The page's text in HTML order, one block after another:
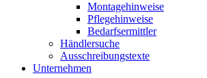
Montagehinweise
Pflegehinweise
Bedarfsermittler
Händlersuche
Ausschreibungstexte
Unternehmen